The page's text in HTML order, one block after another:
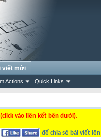
Actions Quick Links
viết mới
vào liên kết bên dưới).
để chia sẻ bài viết